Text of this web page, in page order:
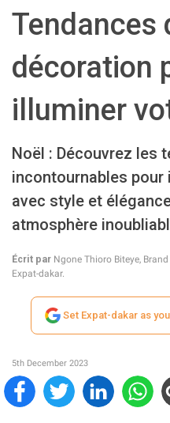
Tendances
décoration
illuminer
Noël : Découvrez les
incontournables
avec style et
atmosphère
Écrit par Ngone Thioro Biteye,
Expat-dakar.
Set Expat-dakar as
5th December 2023